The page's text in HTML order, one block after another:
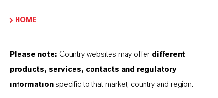
de cores
2119457554-33-0000
HOME
Please note: Country websites may offer different
products, services, contacts and regulatory
information specific to that market, country and region.